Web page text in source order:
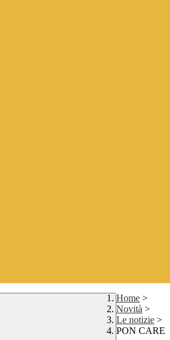
Home >
Novità >
Le notizie >
PON CARE